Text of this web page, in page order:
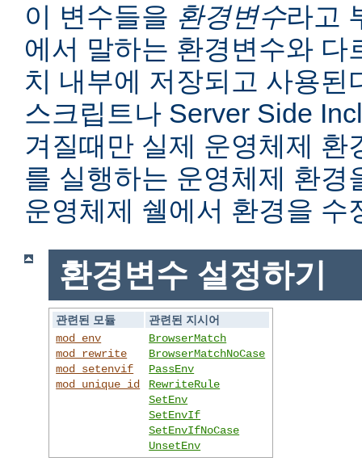
이 변수들을 환경변수라고
에서 말하는 환경변수와 다
치 내부에 저장되고 사용된
스크립트나 Server Side
겨질때만 실제 운영체제 환
를 실행하는 운영체제 환경
운영체제 쉘에서 환경을 수
환경변수 설정하기
관련된 모듈
관련된 지시어
mod_env
mod_rewrite
mod_setenvif
mod_unique_id
BrowserMatch
BrowserMatchNoCase
PassEnv
RewriteRule
SetEnv
SetEnvIf
SetEnvIfNoCase
UnsetEnv